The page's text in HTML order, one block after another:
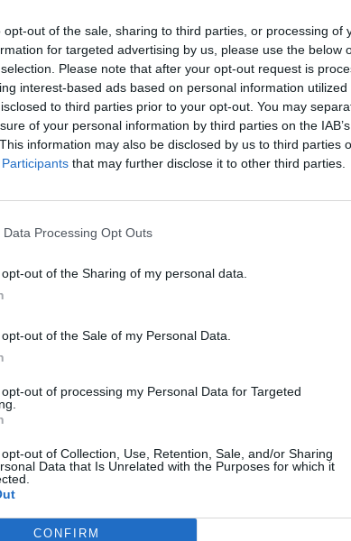
opt-out of the sale, sharing to third parties, or processing of
for targeted advertising by us, please use the below
Please note that after your opt-out request is
interest-based ads based on personal information
to third parties prior to your opt-out. You may
of your personal information by third parties on the
information may also be disclosed by us to third parties
that may further disclose it to other third parties.
Data Processing Opt Outs
out of the Sharing of my personal data.
out of the Sale of my Personal Data.
out of processing my Personal Data for Targeted
out of Collection, Use, Retention, Sale, and/or Sharing
Data that Is Unrelated with the Purposes for which it
CONFIRM
€ 272.410
Fatturato per dipendente
appalti pubblici per un importo complessivo di
a 6 procedure in raggruppamento o consorzio.
14.234 euro
31.838 euro